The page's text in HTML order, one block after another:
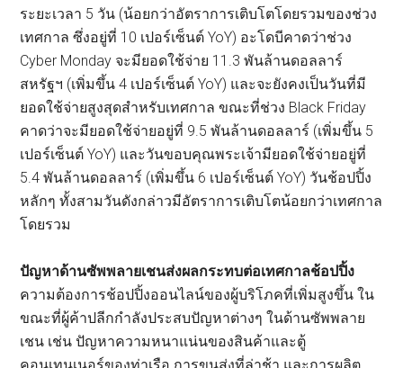
ระยะเวลา 5 วัน (น้อยกว่าอัตราการเติบโตโดยรวมของช่วง
เทศกาล ซึ่งอยู่ที่ 10 เปอร์เซ็นต์ YoY) อะโดบีคาดว่าช่วง
Cyber Monday จะมียอดใช้จ่าย 11.3 พันล้านดอลลาร์
สหรัฐฯ (เพิ่มขึ้น 4 เปอร์เซ็นต์ YoY) และจะยังคงเป็นวันที่มี
ยอดใช้จ่ายสูงสุดสำหรับเทศกาล ขณะที่ช่วง Black Friday
คาดว่าจะมียอดใช้จ่ายอยู่ที่ 9.5 พันล้านดอลลาร์ (เพิ่มขึ้น 5
เปอร์เซ็นต์ YoY) และวันขอบคุณพระเจ้ามียอดใช้จ่ายอยู่ที่
5.4 พันล้านดอลลาร์ (เพิ่มขึ้น 6 เปอร์เซ็นต์ YoY) วันช้อปปิ้ง
หลักๆ ทั้งสามวันดังกล่าวมีอัตราการเติบโตน้อยกว่าเทศกาล
โดยรวม
ปัญหาด้านซัพพลายเชนส่งผลกระทบต่อเทศกาลช้อปปิ้ง
ความต้องการช้อปปิ้งออนไลน์ของผู้บริโภคที่เพิ่มสูงขึ้น ใน
ขณะที่ผู้ค้าปลีกกำลังประสบปัญหาต่างๆ ในด้านซัพพลาย
เชน เช่น ปัญหาความหนาแน่นของสินค้าและตู้
คอนเทนเนอร์ของท่าเรือ การขนส่งที่ล่าช้า และการผลิต